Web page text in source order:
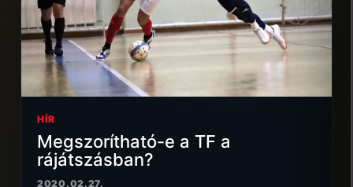
HÍR
Megszorítható-e a TF a
rájátszásban?
2020.02.27.